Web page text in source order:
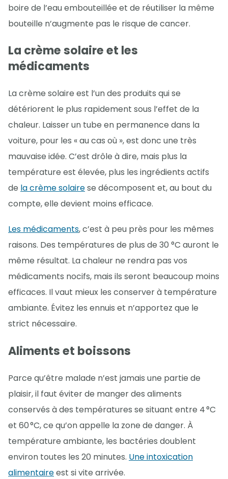
boire de l’eau embouteillée et de réutiliser la même
bouteille n’augmente pas le risque de cancer.
La crème solaire et les
médicaments
La crème solaire est l’un des produits qui se
détériorent le plus rapidement sous l’effet de la
chaleur. Laisser un tube en permanence dans la
voiture, pour les « au cas où », est donc une très
mauvaise idée. C’est drôle à dire, mais plus la
température est élevée, plus les ingrédients actifs
de la crème solairese décomposent et, au bout du
compte, elle devient moins efficace.
Les médicaments, c’est à peu près pour les mêmes
raisons. Des températures de plus de 30 °C auront le
même résultat. La chaleur ne rendra pas vos
médicaments nocifs, mais ils seront beaucoup moins
efficaces. Il vaut mieux les conserver à température
ambiante. Évitez les ennuis et n’apportez que le
strict nécessaire.
Aliments et boissons
Parce qu’être malade n’est jamais une partie de
plaisir, il faut éviter de manger des aliments
conservés à des températures se situant entre 4 °C
et 60 °C, ce qu’on appelle la zone de danger. À
température ambiante, les bactéries doublent
environ toutes les 20 minutes. Une intoxication
alimentaireest si vite arrivée.